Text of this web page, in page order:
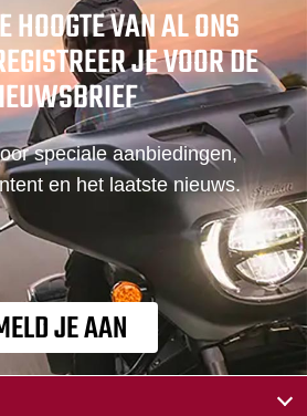
HOOGTE VAN AL ONS
JE VOOR DE
speciale aanbiedingen,
en het laatste nieuws.
JE AAN